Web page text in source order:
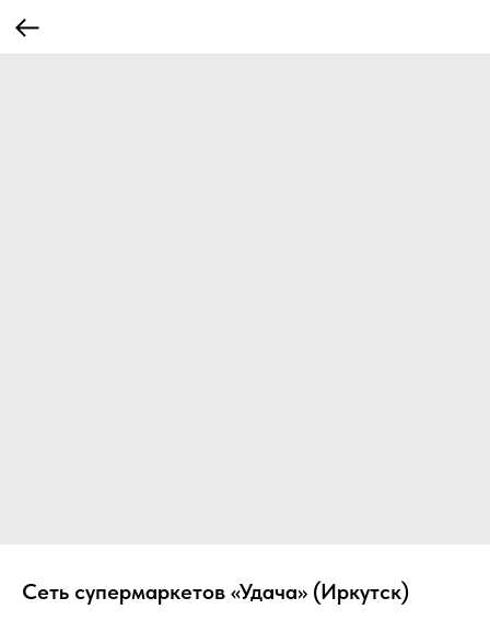
Сеть супермаркетов «Удача» (Иркутск)